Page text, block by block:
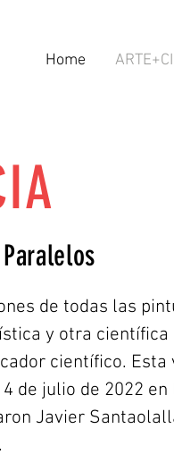
Home
de todas las
y otra científica
científico. Esta
de julio de 2022 en
Javier